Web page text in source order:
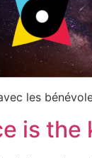
les
is the